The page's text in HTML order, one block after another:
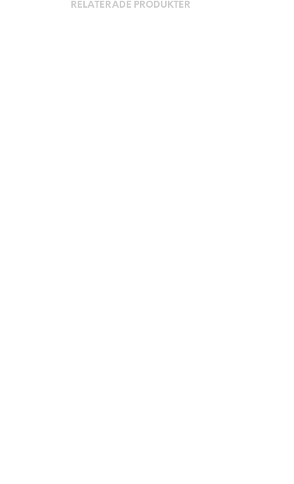
RELATERADE PRODUKTER